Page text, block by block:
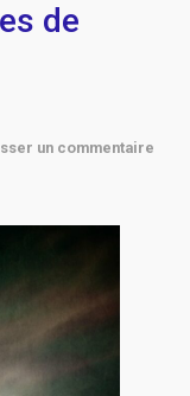
de
un commentaire